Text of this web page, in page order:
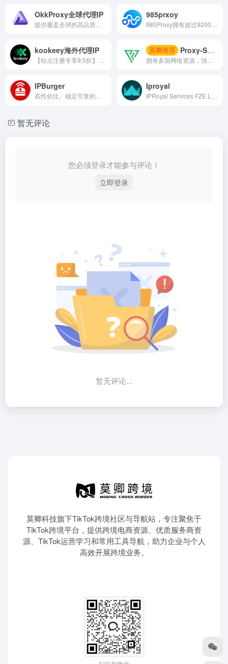
OkkProxy全球代理IP 985prxoy
kookeey海外代理IP 莫卿推荐 Proxy-Seller
IPBurger Iproyal
暂无评论
您必须登录才能参与评论！
立即登录
暂无评论...
莫卿科技旗下TikTok跨境社区与导航站，专注聚焦于
TikTok跨境平台，提供跨境电商资源、优质服务商资
源、TikTok运营学习和常用工具导航，助力企业与个人
高效开展跨境业务。